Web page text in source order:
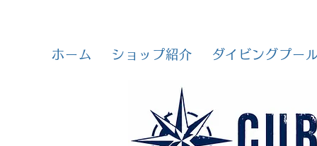
ホーム ショップ紹介 ダイビングプー